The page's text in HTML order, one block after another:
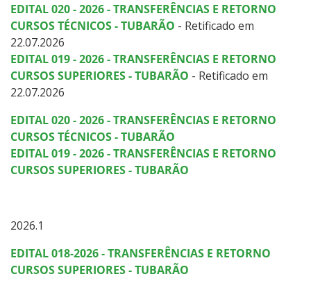
Resultados
Resultados Vagas Remanescentes
Como posso estudar no IFSC?
Calendário de inscrições
Processos Seletivos
EDITAL 020 - 2026 - TRANSFERÊNCIAS E RETORNO
CURSOS TÉCNICOS - TUBARÃO - Retificado em
22.07.2026
EDITAL 019 - 2026 - TRANSFERÊNCIAS E RETORNO
CURSOS SUPERIORES - TUBARÃO - Retificado em
22.07.2026
EDITAL 020 - 2026 - TRANSFERÊNCIAS E RETORNO
CURSOS TÉCNICOS - TUBARÃO
EDITAL 019 - 2026 - TRANSFERÊNCIAS E RETORNO
CURSOS SUPERIORES - TUBARÃO
2026.1
EDITAL 018-2026 - TRANSFERÊNCIAS E RETORNO
CURSOS SUPERIORES - TUBARÃO